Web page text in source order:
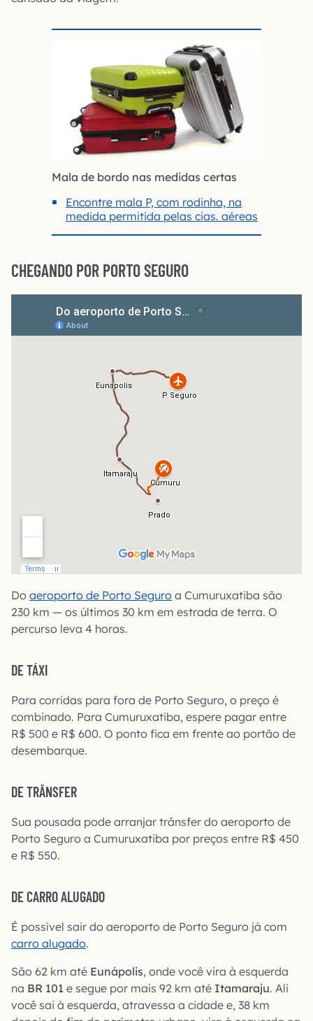
Mala de bordo nas medidas certas
Encontre mala P, com rodinha, na
medida permitida pelas cias. aéreas
CHEGANDO POR PORTO SEGURO
Do aeroporto de Porto Seguro a Cumuruxatiba são
230 km — os últimos 30 km em estrada de terra. O
percurso leva 4 horas.
DE TÁXI
Para corridas para fora de Porto Seguro, o preço é
combinado. Para Cumuruxatiba, espere pagar entre
R$ 500 e R$ 600. O ponto fica em frente ao portão de
desembarque.
DE TRÂNSFER
Sua pousada pode arranjar trânsfer do aeroporto de
Porto Seguro a Cumuruxatiba por preços entre R$ 450
e R$ 550.
DE CARRO ALUGADO
É possível sair do aeroporto de Porto Seguro já com
carro alugado.
São 62 km até Eunápolis, onde você vira à esquerda
na BR 101 e segue por mais 92 km até Itamaraju. Ali
você sai à esquerda, atravessa a cidade e, 38 km